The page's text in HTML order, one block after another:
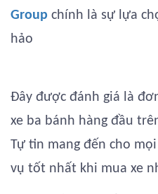
Group chính là sự lựa
hảo
Đây được đánh giá là
xe ba bánh hàng đầu
Tự tin mang đến cho
vụ tốt nhất khi mua xe